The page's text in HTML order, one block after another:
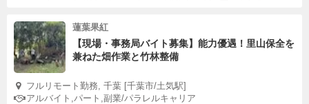
蓮葉果紅
【現場・事務局バイト募集】能力優遇！里山保全を
兼ねた畑作業と竹林整備
フルリモート勤務, 千葉 [千葉市/土気駅]
アルバイト,パート,副業/パラレルキャリア